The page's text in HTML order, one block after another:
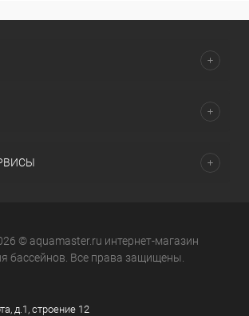
© aquamaster.ru интернет-магазин
бассейнов. Все права защищены.
д.1, строение 12